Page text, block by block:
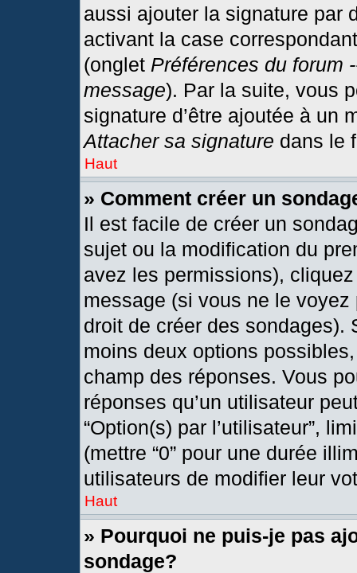
aussi ajouter la signature par
activant la case
(onglet Préférences du forum
message). Par la suite, vous
signature d’être ajoutée à un
Attacher sa signature dans le
Haut
» Comment créer un
Il est facile de créer un
sujet ou la modification du
avez les permissions),
message (si vous ne le
droit de créer des sondages).
moins deux options
champ des réponses. Vous
réponses qu’un utilisateur
“Option(s) par l’utilisateur”,
(mettre “0” pour une durée
utilisateurs de modifier leur
Haut
» Pourquoi ne puis-je pas
sondage?